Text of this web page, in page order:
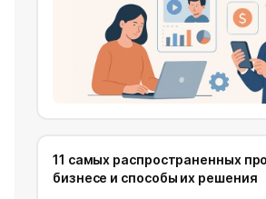
11 самых распространенных
бизнесе и способы их решения